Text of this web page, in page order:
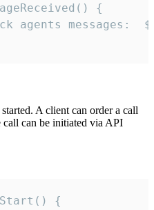
{
A client can order a call
can be initiated via API
{